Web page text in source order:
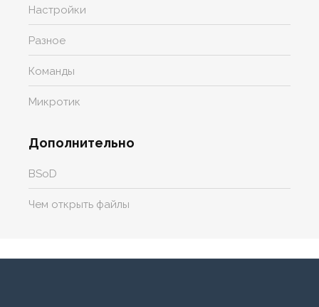
Настройки
Разное
Команды
Микротик
Дополнительно
BSoD
Чем открыть файлы